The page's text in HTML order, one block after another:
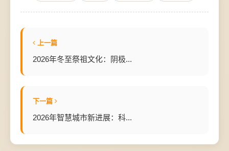
上一篇
2026年冬至祭祖文化：阴极...
下一篇
2026年智慧城市新进展：科...